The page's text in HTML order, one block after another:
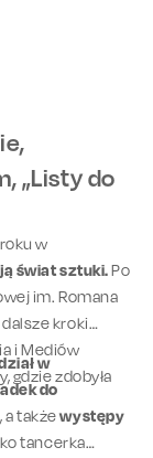
„Listy do
w
świat sztuki.Po
im. Romana
kroki
i Mediów
gdzie zdobyła
w
do
, a takżewystępy
tancerka